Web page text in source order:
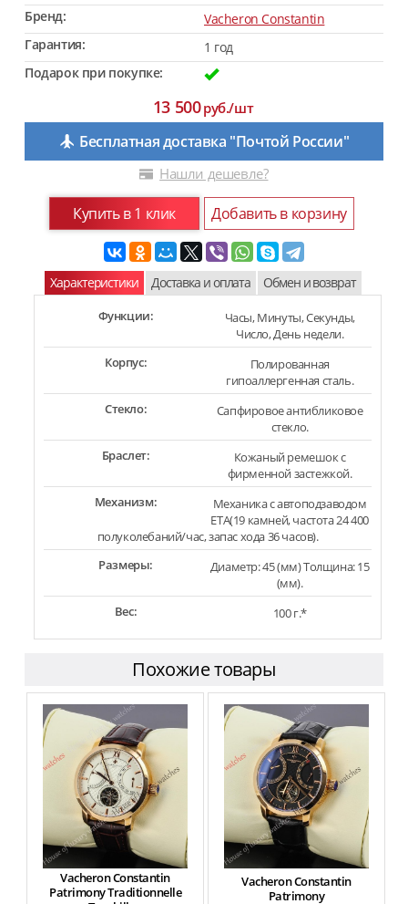
Бренд:
Vacheron Constantin
Гарантия:
1 год
Подарок при покупке:
13 500руб./шт
Бесплатная доставка "Почтой России"
Нашли дешевле?
Купить в 1 клик Добавить в корзину
Характеристики Доставка и оплата Обмен и возврат
Функции:
Часы, Минуты, Секунды,
Число, День недели.
Корпус:
Полированная
гипоаллергенная сталь.
Стекло:
Сапфировое антибликовое
стекло.
Браслет:
Кожаный ремешок с
фирменной застежкой.
Механизм:
Механика с автоподзаводом
ETA(19 камней, частота 24 400
полуколебаний/час, запас хода 36 часов).
Размеры:
Диаметр: 45 (мм) Толщина: 15
(мм).
Вес:
100 г.*
Похожие товары
Vacheron Constantin
Patrimony Traditionnelle
Vacheron Constantin
Patrimony